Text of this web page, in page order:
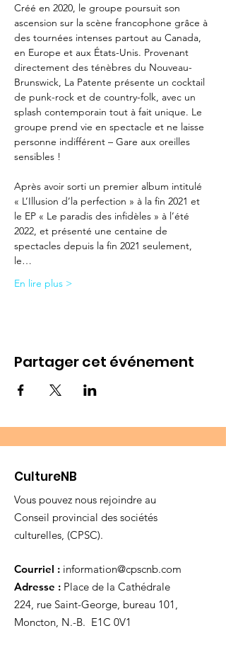
Créé en 2020, le groupe poursuit son
ascension sur la scène francophone grâce à
des tournées intenses partout au Canada,
en Europe et aux États-Unis. Provenant
directement des ténèbres du Nouveau-
Brunswick, La Patente présente un cocktail
de punk-rock et de country-folk, avec un
splash contemporain tout à fait unique. Le
groupe prend vie en spectacle et ne laisse
personne indifférent – Gare aux oreilles
sensibles !
Après avoir sorti un premier album intitulé
« L’Illusion d’la perfection » à la fin 2021 et
le EP « Le paradis des infidèles » à l’été
2022, et présenté une centaine de
spectacles depuis la fin 2021 seulement,
le…
En lire plus >
Partager cet événement
CultureNB
Vous pouvez nous rejoindre au
Conseil provincial des sociétés
culturelles, (CPSC).
Courriel : information@cpscnb.com
Adresse : Place de la Cathédrale
224, rue Saint-George, bureau 101,
Moncton, N.-B. E1C 0V1